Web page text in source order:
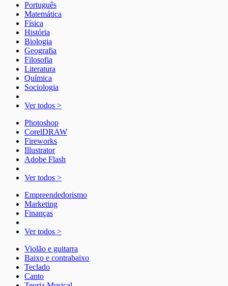
Português
Matemática
Física
História
Biologia
Geografia
Filosofia
Literatura
Química
Sociologia
Ver todos >
Photoshop
CorelDRAW
Fireworks
Illustrator
Adobe Flash
Ver todos >
Empreendedorismo
Marketing
Finanças
Ver todos >
Violão e guitarra
Baixo e contrabaixo
Teclado
Canto